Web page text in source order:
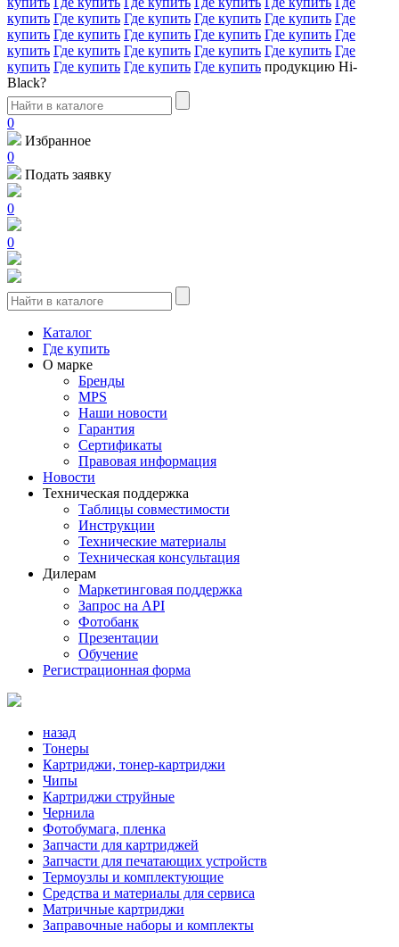
купить Где купить Где купить Где купить Где купить Где
купить Где купить Где купить Где купить Где купить Где
купить Где купить Где купить Где купить Где купить Где
купить Где купить Где купить Где купить продукцию Hi-
Black?
0
Избранное
0
Подать заявку
0
0
Каталог
Где купить
О марке
Бренды
MPS
Наши новости
Гарантия
Сертификаты
Правовая информация
Новости
Техническая поддержка
Таблицы совместимости
Инструкции
Технические материалы
Техническая консультация
Дилерам
Маркетинговая поддержка
Запрос на API
Фотобанк
Презентации
Обучение
Регистрационная форма
назад
Тонеры
Картриджи, тонер-картриджи
Чипы
Картриджи струйные
Чернила
Фотобумага, пленка
Запчасти для картриджей
Запчасти для печатающих устройств
Термоузлы и комплектующие
Средства и материалы для сервиса
Матричные картриджи
Заправочные наборы и комплекты